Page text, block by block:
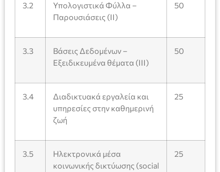
3.2
Υπολογιστικά Φύλλα –
Παρουσιάσεις (ΙΙ)
50
3.3
Βάσεις Δεδομένων –
Εξειδικευμένα θέματα (ΙΙΙ)
50
3.4
Διαδικτυακά εργαλεία και
υπηρεσίες στην καθημερινή
ζωή
25
3.5
Ηλεκτρονικά μέσα
κοινωνικής δικτύωσης (social
25